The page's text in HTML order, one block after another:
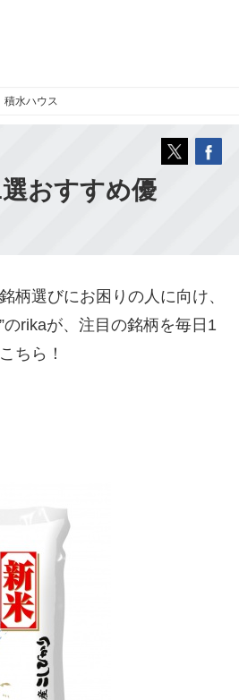
積水ハウス
おすすめ優
選びにお困りの人に向け、
rikaが、注目の銘柄を毎日1
ちら！